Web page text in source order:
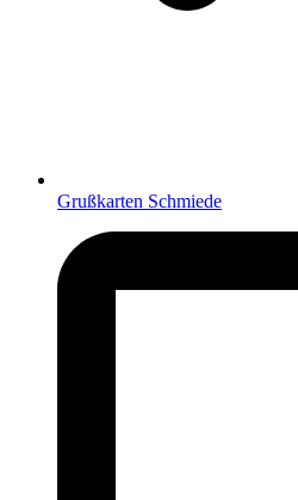
Grußkarten Schmiede